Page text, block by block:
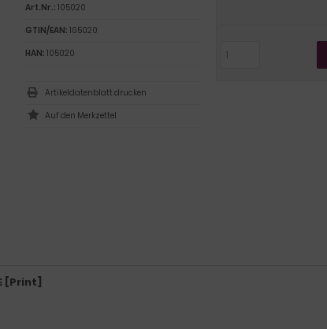
Art.Nr.: 105020
GTIN/EAN: 105020
HAN: 105020
Artikeldatenblatt drucken
[Print]